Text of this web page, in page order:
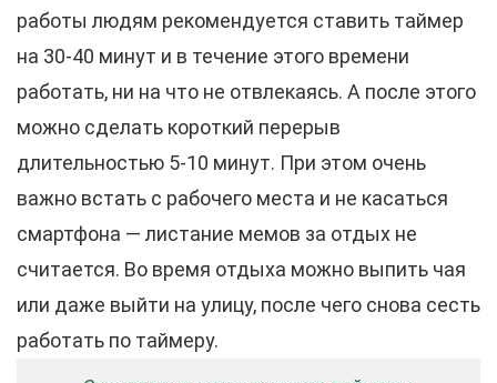
работы людям рекомендуется ставить таймер
на 30-40 минут и в течение этого времени
работать, ни на что не отвлекаясь. А после этого
можно сделать короткий перерыв
длительностью 5-10 минут. При этом очень
важно встать с рабочего места и не касаться
смартфона — листание мемов за отдых не
считается. Во время отдыха можно выпить чая
или даже выйти на улицу, после чего снова сесть
работать по таймеру.